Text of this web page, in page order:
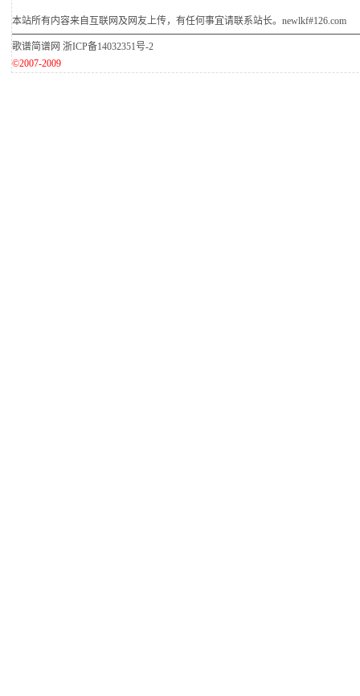
本站所有内容来自互联网及网友上传，有任何事宜请联系站长。newlkf#126.com
歌谱简谱网 浙ICP备14032351号-2
©2007-2009